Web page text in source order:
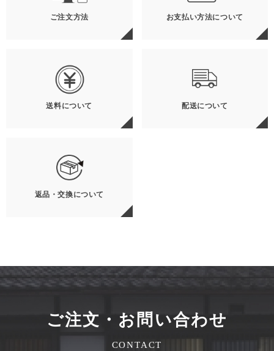
ご注文方法 お支払い方法について
送料について 配送について
返品・交換について
ご注文・お問い合わせ
CONTACT